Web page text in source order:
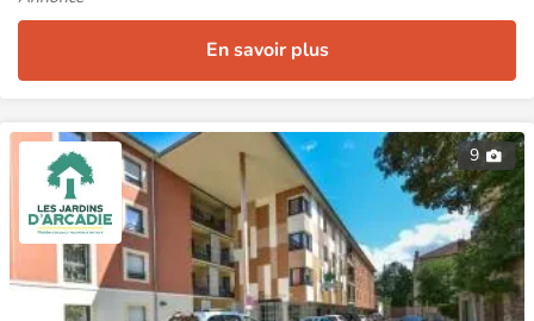
En savoir plus
9